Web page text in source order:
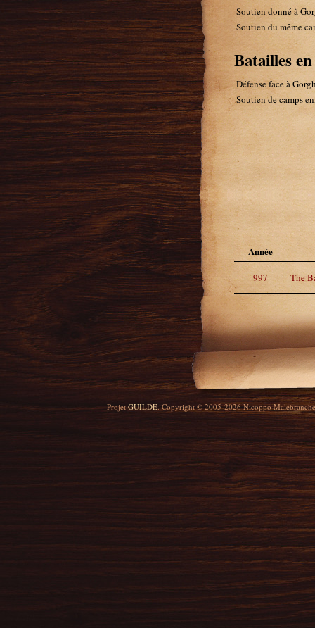
Soutien donné à
Soutien du même
Batailles
Défense face à
Soutien de camps
Année
997 The
ProjetGUILDE. Copyright © 2005-2026 Nicoppo Malebranche